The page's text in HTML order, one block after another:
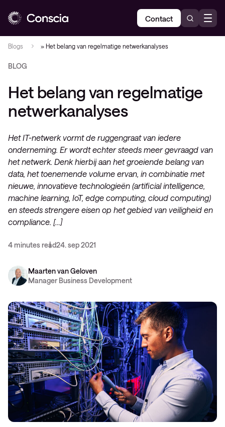
Contact
Blogs » Het belang van regelmatige netwerkanalyses
BLOG
Het belang van regelmatige
netwerkanalyses
Het IT-netwerk vormt de ruggengraat van iedere
onderneming. Er wordt echter steeds meer gevraagd van
het netwerk. Denk hierbij aan het groeiende belang van
data, het toenemende volume ervan, in combinatie met
nieuwe, innovatieve technologieën (artificial intelligence,
machine learning, IoT, edge computing, cloud computing)
en steeds strengere eisen op het gebied van veiligheid en
compliance. […]
4 minutes read24. sep 2021
Maarten van Geloven
Manager Business Development